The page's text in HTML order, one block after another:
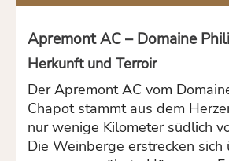
Apremont AC – Domaine
Herkunft und Terroir
Der Apremont AC vom
Chapot stammt aus dem
nur wenige Kilometer südlich
Die Weinberge erstrecken sich